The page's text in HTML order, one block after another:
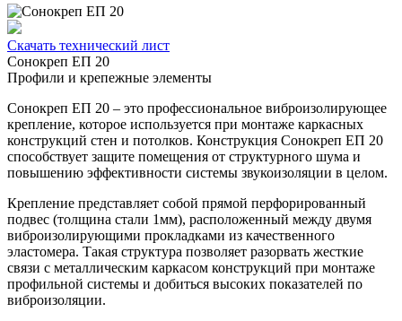
Скачать технический лист
Сонокреп ЕП 20
Профили и крепежные элементы
Сонокреп ЕП 20 – это профессиональное виброизолирующее
крепление, которое используется при монтаже каркасных
конструкций стен и потолков. Конструкция Сонокреп ЕП 20
способствует защите помещения от структурного шума и
повышению эффективности системы звукоизоляции в целом.
Крепление представляет собой прямой перфорированный
подвес (толщина стали 1мм), расположенный между двумя
виброизолирующими прокладками из качественного
эластомера. Такая структура позволяет разорвать жесткие
связи с металлическим каркасом конструкций при монтаже
профильной системы и добиться высоких показателей по
виброизоляции.